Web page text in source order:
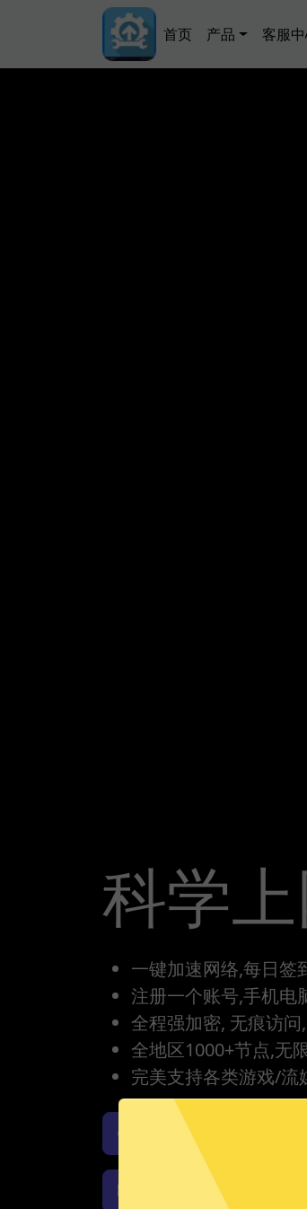
Main navigation
首页 产品 客服
科学
一键加速网络,每日签
注册一个账号,手机电
全程强加密, 无痕访
全地区1000+节点,无
完美支持各类游戏/流
科学上网工具iOS版下
科学上网工具